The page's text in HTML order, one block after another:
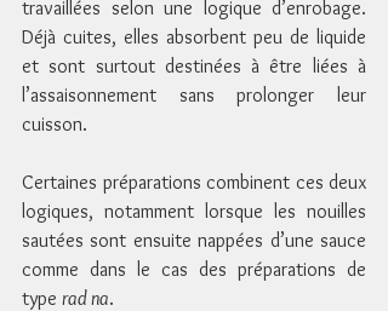
travaillées selon une logique d’enrobage.
Déjà cuites, elles absorbent peu de liquide
et sont surtout destinées à être liées à
l’assaisonnement sans prolonger leur
cuisson.
Certaines préparations combinent ces deux
logiques, notamment lorsque les nouilles
sautées sont ensuite nappées d’une sauce
comme dans le cas des préparations de
type rad na.